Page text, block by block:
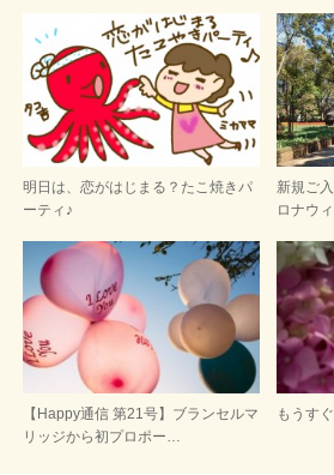
明日は、恋がはじまる？たこ焼きパ
ーティ♪
新規ご
ロナウ
【Happy通信 第21号】ブランセルマ
リッジから初プロポー…
もうす